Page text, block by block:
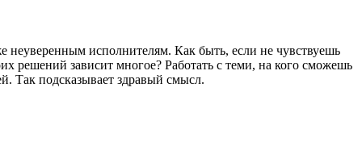
неуверенным исполнителям. Как быть, если не чувствуешь
решений зависит многое? Работать с теми, на кого сможешь
Так подсказывает здравый смысл.